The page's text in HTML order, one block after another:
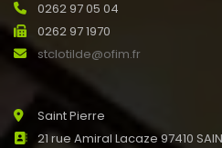
0262 97 05 04
0262 97 1970
stclotilde@ofim.fr
Saint Pierre
21 rue Amiral Lacaze 97410